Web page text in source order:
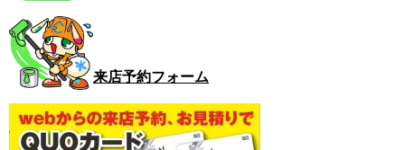
来店予約フォーム